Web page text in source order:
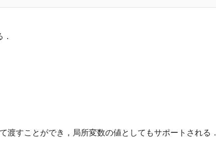
渡すことができ，局所変数の値としてもサポートされる．